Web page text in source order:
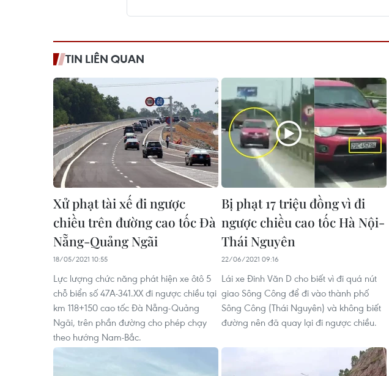
TIN LIÊN QUAN
Xử phạt tài xế đi ngược
chiều trên đường cao tốc Đà
Nẵng-Quảng Ngãi
18/05/2021 10:55
Lực lượng chức năng phát hiện xe ôtô 5
chỗ biển số 47A-341.XX đi ngược chiều tại
km 118+150 cao tốc Đà Nẵng-Quảng
Ngãi, trên phần đường cho phép chạy
theo hướng Nam-Bắc.
Bị phạt 17 triệu đồng vì đi
ngược chiều cao tốc Hà Nội-
Thái Nguyên
22/06/2021 09:16
Lái xe Đinh Văn D cho biết vì đi quá nút
giao Sông Công để đi vào thành phố
Sông Công (Thái Nguyên) và không biết
đường nên đã quay lại đi ngược chiều.